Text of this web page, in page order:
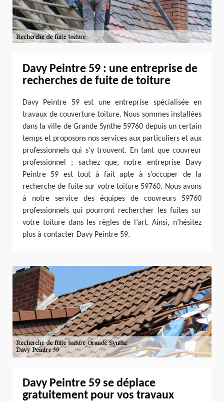
Davy Peintre 59 : une entreprise de
recherches de fuite de toiture
Davy Peintre 59 est une entreprise spécialisée en
travaux de couverture toiture. Nous sommes installées
dans la ville de Grande Synthe 59760 depuis un certain
temps et proposons nos services aux particuliers et aux
professionnels qui s’y trouvent. En tant que couvreur
professionnel ; sachez que, notre entreprise Davy
Peintre 59 est tout à fait apte à s’occuper de la
recherche de fuite sur votre toiture 59760. Nous avons
à notre service des équipes de couvreurs 59760
professionnels qui pourront rechercher les fuites sur
votre toiture dans les règles de l’art. Ainsi, n’hésitez
plus à contacter Davy Peintre 59.
Davy Peintre 59 se déplace
gratuitement pour vos travaux